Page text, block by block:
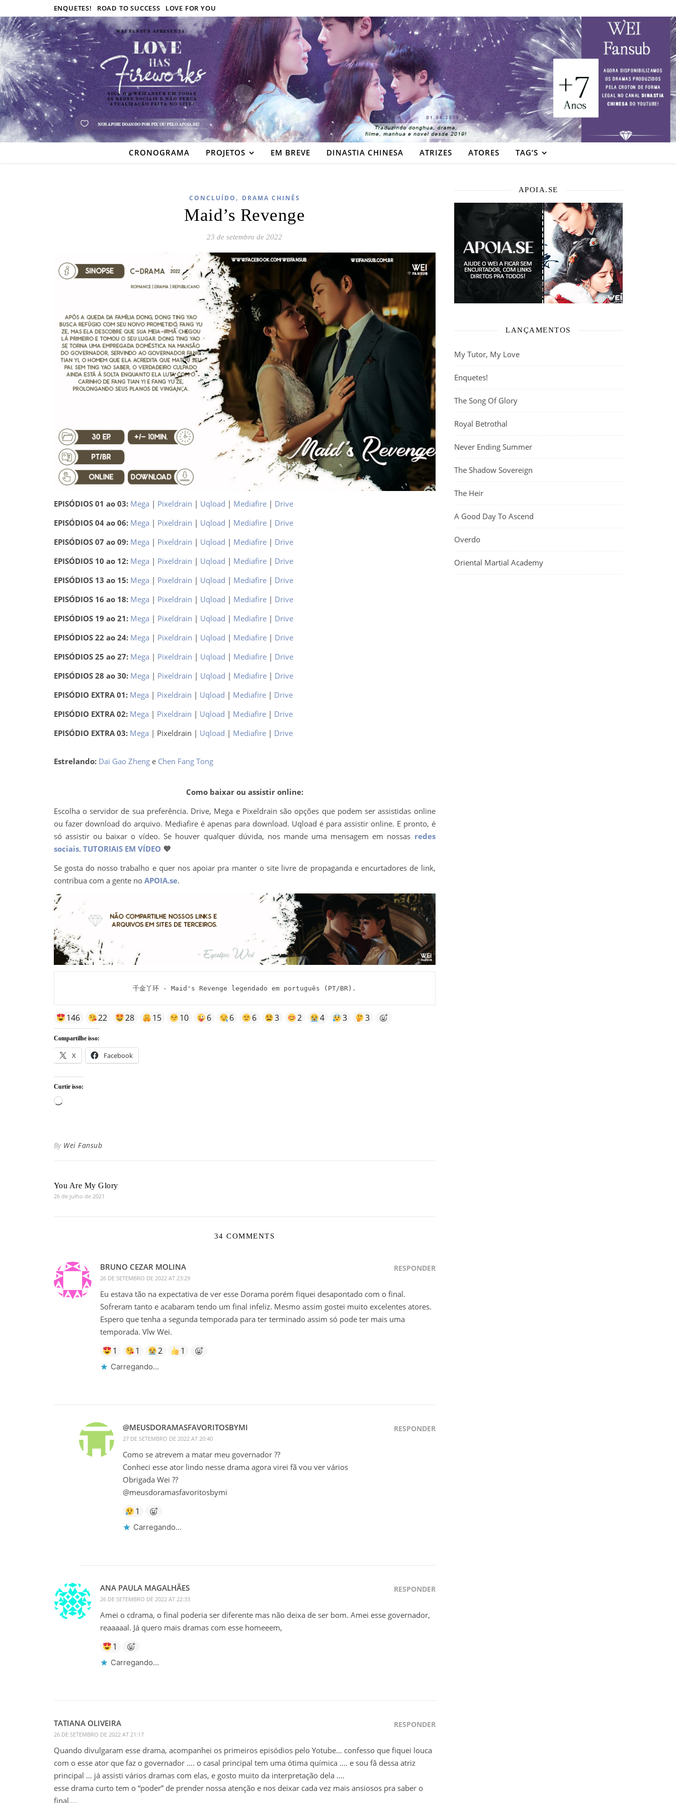
ENQUETES! ROAD TO SUCCESS LOVE FOR YOU
CRONOGRAMA PROJETOS EM BREVE DINASTIA CHINESA ATRIZES ATORES TAG’S
CONCLUÍDO , DRAMA CHINÊS
Maid’s Revenge
23 de setembro de 2022
EPISÓDIOS 01 ao 03: Mega | Pixeldrain | Uqload | Mediafire| Drive
EPISÓDIOS 04 ao 06: Mega | Pixeldrain | Uqload | Mediafire| Drive
EPISÓDIOS 07 ao 09: Mega | Pixeldrain | Uqload | Mediafire| Drive
EPISÓDIOS 10 ao 12: Mega | Pixeldrain | Uqload | Mediafire| Drive
EPISÓDIOS 13 ao 15: Mega | Pixeldrain | Uqload | Mediafire| Drive
EPISÓDIOS 16 ao 18: Mega | Pixeldrain | Uqload | Mediafire| Drive
EPISÓDIOS 19 ao 21: Mega | Pixeldrain | Uqload | Mediafire| Drive
EPISÓDIOS 22 ao 24: Mega | Pixeldrain | Uqload | Mediafire| Drive
EPISÓDIOS 25 ao 27: Mega | Pixeldrain | Uqload | Mediafire| Drive
EPISÓDIOS 28 ao 30: Mega | Pixeldrain | Uqload | Mediafire| Drive
EPISÓDIO EXTRA 01: Mega | Pixeldrain | Uqload | Mediafire| Drive
EPISÓDIO EXTRA 02: Mega | Pixeldrain | Uqload | Mediafire| Drive
EPISÓDIO EXTRA 03: Mega | Pixeldrain | Uqload | Mediafire| Drive
Estrelando: Dai Gao Zhenge Chen Fang Tong
Como baixar ou assistir online:
Escolha o servidor de sua preferência. Drive, Mega e Pixeldrain são opções que podem ser assistidas online
ou fazer download do arquivo. Mediafire é apenas para download. Uqload é para assistir online. E pronto, é
só assistir ou baixar o vídeo. Se houver qualquer dúvida, nos mande uma mensagem em nossas redes
sociais. TUTORIAIS EM VÍDEO 💜
Se gosta do nosso trabalho e quer nos apoiar pra manter o site livre de propaganda e encurtadores de link,
contribua com a gente no APOIA.se.
千金丫环 - Maid's Revenge legendado em português (PT/BR).
146 22 28 15 10 6 6 6 3 2 4 3 3
Compartilhe isso:
X Facebook
Curtir isso:
Carregando...
By Wei Fansub
You Are My Glory
26 de julho de 2021
34 COMMENTS
BRUNO CEZAR MOLINA
26 DE SETEMBRO DE 2022 AT 23:29
RESPONDER
Eu estava tão na expectativa de ver esse Dorama porém fiquei desapontado com o final.
Sofreram tanto e acabaram tendo um final infeliz. Mesmo assim gostei muito excelentes atores.
Espero que tenha a segunda temporada para ter terminado assim só pode ter mais uma
temporada. Vlw Wei.
1 1 2 1
Carregando...
@MEUSDORAMASFAVORITOSBYMI
27 DE SETEMBRO DE 2022 AT 20:40
RESPONDER
Como se atrevem a matar meu governador ??
Conheci esse ator lindo nesse drama agora virei fã vou ver vários
Obrigada Wei ??
@meusdoramasfavoritosbymi
1
Carregando...
ANA PAULA MAGALHÃES
26 DE SETEMBRO DE 2022 AT 22:33
RESPONDER
Amei o cdrama, o final poderia ser diferente mas não deixa de ser bom. Amei esse governador,
reaaaaal. Já quero mais dramas com esse homeeem,
1
Carregando...
TATIANA OLIVEIRA
26 DE SETEMBRO DE 2022 AT 21:17
RESPONDER
Quando divulgaram esse drama, acompanhei os primeiros episódios pelo Yotube… confesso que fiquei louca
com o esse ator que faz o governador …. o casal principal tem uma ótima química …. e sou fâ dessa atriz
principal … já assisti vários dramas com elas, e gosto muito da interpretação dela ….
esse drama curto tem o “poder” de prender nossa atenção e nos deixar cada vez mais ansiosos pra saber o
final….
APOIA.SE
LANÇAMENTOS
My Tutor, My Love
Enquetes!
The Song Of Glory
Royal Betrothal
Never Ending Summer
The Shadow Sovereign
The Heir
A Good Day To Ascend
Overdo
Oriental Martial Academy